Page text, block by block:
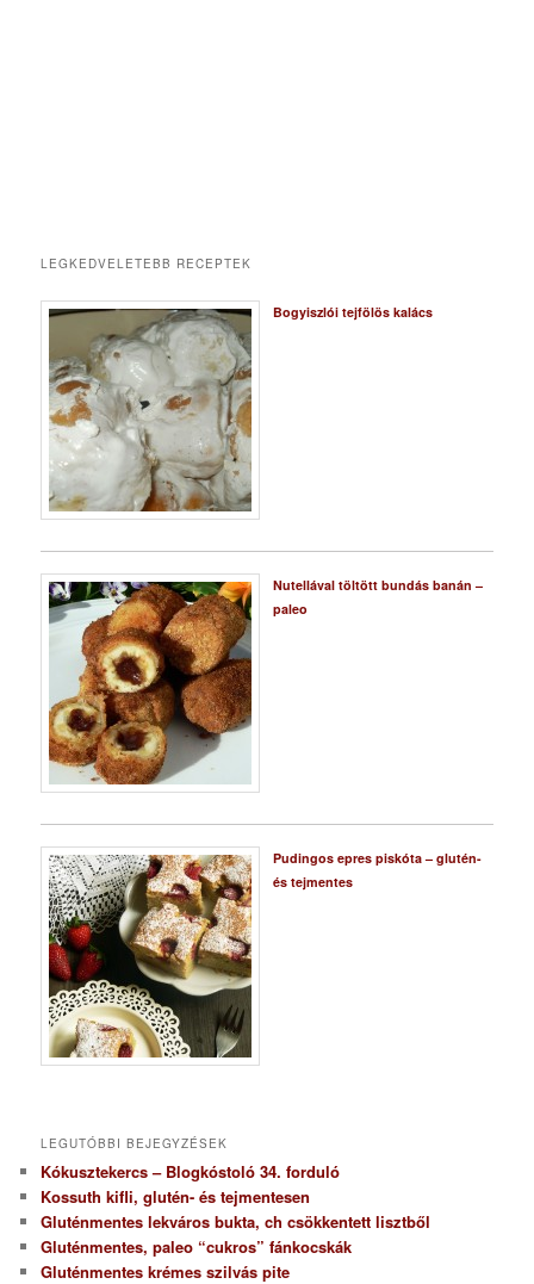
LEGKEDVELETEBB RECEPTEK
Bogyiszlói tejfölös kalács
Nutellával töltött bundás banán –
paleo
Pudingos epres piskóta – glutén-
és tejmentes
LEGUTÓBBI BEJEGYZÉSEK
Kókusztekercs – Blogkóstoló 34. forduló
Kossuth kifli, glutén- és tejmentesen
Gluténmentes lekváros bukta, ch csökkentett lisztből
Gluténmentes, paleo “cukros” fánkocskák
Gluténmentes krémes szilvás pite